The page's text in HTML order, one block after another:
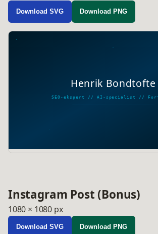
Download SVG Download PNG
Henrik Bondtofte
SEO-ekspert // AI-specialist //
Instagram Post (Bonus)
1080 × 1080 px
Download SVG Download PNG